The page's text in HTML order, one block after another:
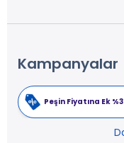
Kampanyalar
Peşin Fiyatına Ek